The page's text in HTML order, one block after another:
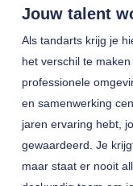
Jouw talent
Als tandarts krijg je
het verschil te
professionele
en samenwerking
jaren ervaring hebt,
gewaardeerd. Je
maar staat er nooit